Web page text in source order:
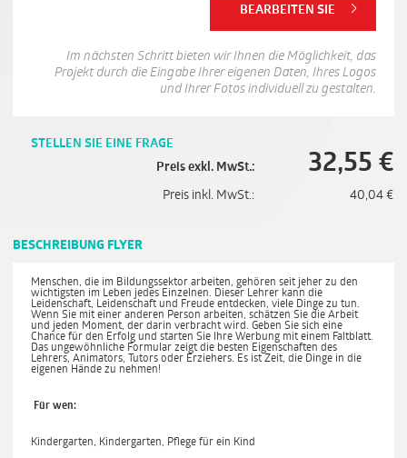
BEARBEITEN SIE
Im nächsten Schritt bieten wir Ihnen die Möglichkeit, das
Projekt durch die Eingabe Ihrer eigenen Daten, Ihres Logos
und Ihrer Fotos individuell zu gestalten.
STELLEN SIE EINE FRAGE
Preis exkl. MwSt.:
32,55 €
Preis inkl. MwSt.: 40,04 €
BESCHREIBUNG FLYER
Menschen, die im Bildungssektor arbeiten, gehören seit jeher zu den
wichtigsten im Leben jedes Einzelnen. Dieser Lehrer kann die
Leidenschaft, Leidenschaft und Freude entdecken, viele Dinge zu tun.
Wenn Sie mit einer anderen Person arbeiten, schätzen Sie die Arbeit
und jeden Moment, der darin verbracht wird. Geben Sie sich eine
Chance für den Erfolg und starten Sie Ihre Werbung mit einem Faltblatt.
Das ungewöhnliche Formular zeigt die besten Eigenschaften des
Lehrers, Animators, Tutors oder Erziehers. Es ist Zeit, die Dinge in die
eigenen Hände zu nehmen!
Für wen:
Kindergarten, Kindergarten, Pflege für ein Kind